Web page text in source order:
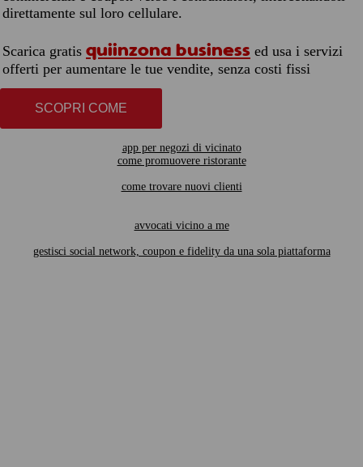
direttamente sul loro cellulare.
Scarica gratis quiinzona business ed usa i servizi
offerti per aumentare le tue vendite, senza costi fissi
SCOPRI COME
app per negozi di vicinato
come promuovere ristorante
come trovare nuovi clienti
avvocati vicino a me
gestisci social network, coupon e fidelity da una sola piattaforma